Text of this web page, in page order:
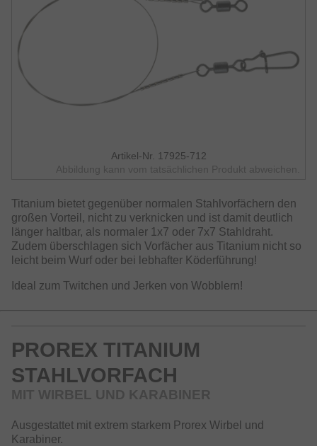
Artikel-Nr. 17925-712
Abbildung kann vom tatsächlichen Produkt abweichen.
Titanium bietet gegenüber normalen Stahlvorfächern den
großen Vorteil, nicht zu verknicken und ist damit deutlich
länger haltbar, als normaler 1x7 oder 7x7 Stahldraht.
Zudem überschlagen sich Vorfächer aus Titanium nicht so
leicht beim Wurf oder bei lebhafter Köderführung!
Ideal zum Twitchen und Jerken von Wobblern!
PROREX TITANIUM
STAHLVORFACH
MIT WIRBEL UND KARABINER
Ausgestattet mit extrem starkem Prorex Wirbel und
Karabiner.